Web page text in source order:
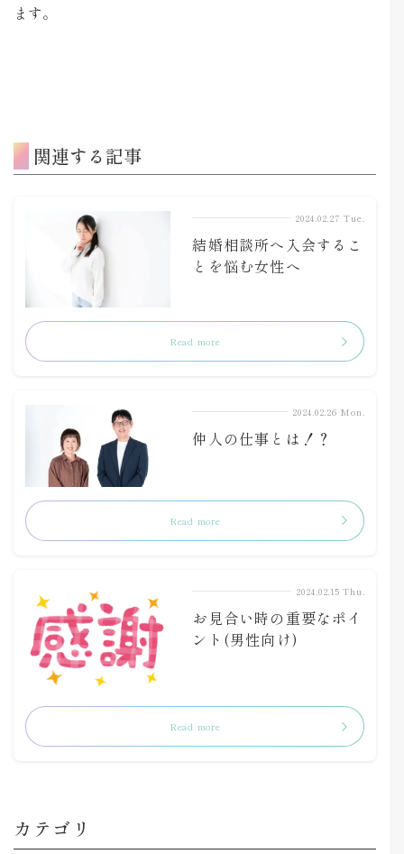
ます。
関連する記事
2024.02.27 Tue.
結婚相談所へ入会するこ
とを悩む女性へ
Read more
2024.02.26 Mon.
仲人の仕事とは！？
Read more
2024.02.15 Thu.
お見合い時の重要なポイ
ント(男性向け)
Read more
カテゴリ